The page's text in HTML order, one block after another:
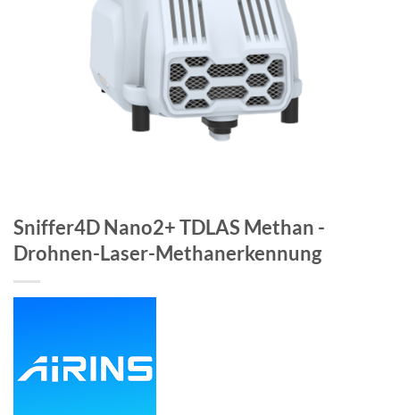
Sniffer4D Nano2+ TDLAS Methan -
Drohnen-Laser-Methanerkennung